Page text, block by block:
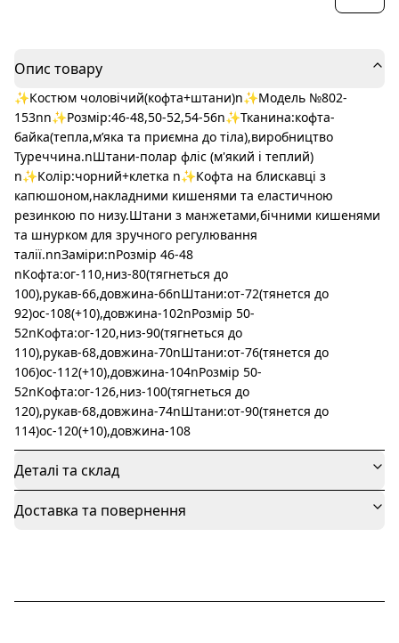
Опис товару
✨Костюм чоловічий(кофта+штани)n✨Модель №802-
153nn✨Розмір:46-48,50-52,54-56n✨Тканина:кофта-
байка(тепла,м’яка та приємна до тіла),виробництво
Туреччина.nШтани-полар фліс (м'який і теплий)
n✨Колір:чорний+клетка n✨Кофта на блискавці з
капюшоном,накладними кишенями та еластичною
резинкою по низу.Штани з манжетами,бічними кишенями
та шнурком для зручного регулювання
талії.nnЗаміри:nРозмір 46-48
nКофта:ог-110,низ-80(тягнеться до
100),рукав-66,довжина-66nШтани:от-72(тянется до
92)ос-108(+10),довжина-102nРозмір 50-
52nКофта:ог-120,низ-90(тягнеться до
110),рукав-68,довжина-70nШтани:от-76(тянется до
106)ос-112(+10),довжина-104nРозмір 50-
52nКофта:ог-126,низ-100(тягнеться до
120),рукав-68,довжина-74nШтани:от-90(тянется до
114)ос-120(+10),довжина-108
Деталі та склад
Доставка та повернення